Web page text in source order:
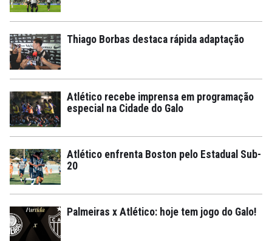
Thiago Borbas destaca rápida adaptação
Atlético recebe imprensa em programação
especial na Cidade do Galo
Atlético enfrenta Boston pelo Estadual Sub-
20
Palmeiras x Atlético: hoje tem jogo do Galo!